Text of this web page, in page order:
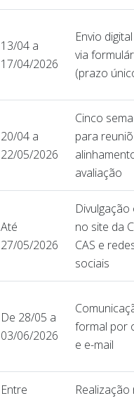
13/04 a
17/04/2026
Envio
via
(prazo
20/04 a
22/05/2026
Cinco
para
avaliação
Até
27/05/2026
Divulgação
no site da
CAS e
sociais
De 28/05 a
03/06/2026
formal por
e e-mail
Entre
Realização